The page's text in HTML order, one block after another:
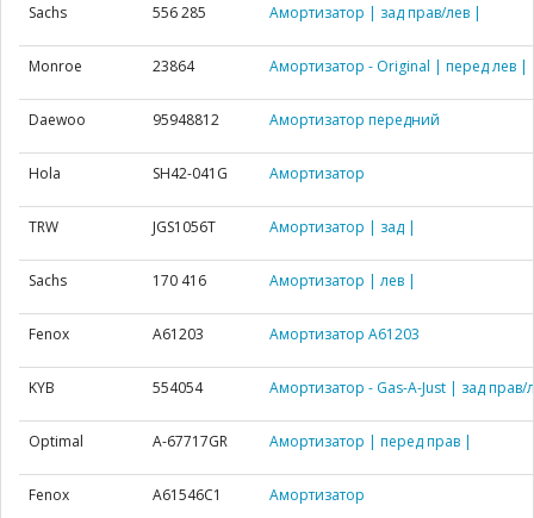
Sachs 556 285 Амортизатор | зад прав/лев |
Monroe 23864 Амортизатор - Original | перед лев |
Daewoo 95948812 Амортизатор передний
Hola SH42-041G Амортизатор
TRW JGS1056T Амортизатор | зад |
Sachs 170 416 Амортизатор | лев |
Fenox A61203 Амортизатор A61203
KYB 554054 Амортизатор - Gas-A-Just | зад прав/
Optimal A-67717GR Амортизатор | перед прав |
Fenox A61546C1 Амортизатор